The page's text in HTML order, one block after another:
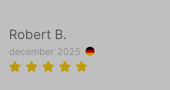
Robert B.
december 2025